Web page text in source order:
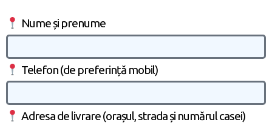
Nume și prenume
Telefon (de preferință mobil)
Adresa de livrare (orașul, strada și numărul casei)